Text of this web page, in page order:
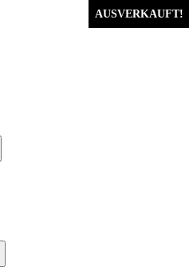
AUSVERKAUFT!
AUSVERKAUFT!